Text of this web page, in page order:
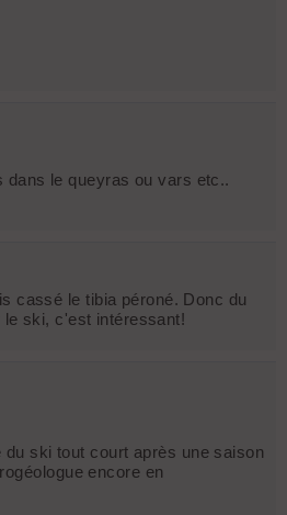
dans le queyras ou vars etc..
cassé le tibia péroné. Donc du
ski, c'est intéressant!
ski tout court après une saison
encore en